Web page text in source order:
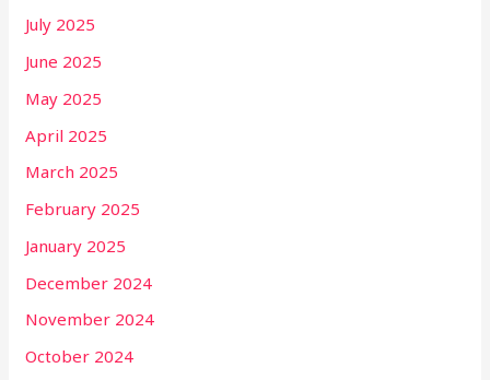
July 2025
June 2025
May 2025
April 2025
March 2025
February 2025
January 2025
December 2024
November 2024
October 2024